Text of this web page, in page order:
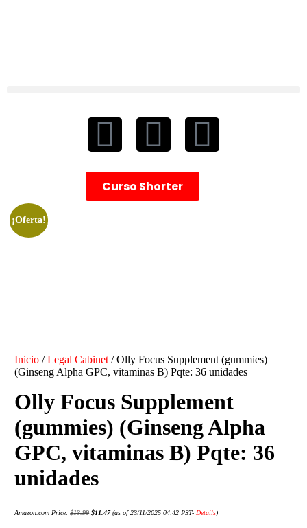
Curso Shorter
¡Oferta!
Inicio /Legal Cabinet / Olly Focus Supplement (gummies)
(Ginseng Alpha GPC, vitaminas B) Pqte: 36 unidades
Olly Focus Supplement
(gummies) (Ginseng Alpha
GPC, vitaminas B) Pqte: 36
unidades
Amazon.com Price:$13.99 $11.47(as of 23/11/2025 04:42 PST-Details)